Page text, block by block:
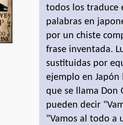
todos los traduce
palabras en
por un chiste
frase inventada.
sustituidas por
ejemplo en
que se llama Don
pueden decir
"Vamos al todo a